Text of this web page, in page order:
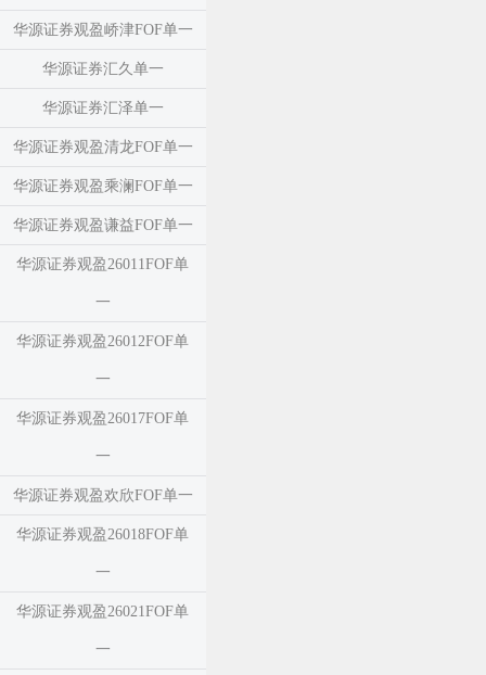
华源证券观盈峤津FOF单一
华源证券汇久单一
华源证券汇泽单一
华源证券观盈清龙FOF单一
华源证券观盈乘澜FOF单一
华源证券观盈谦益FOF单一
华源证券观盈26011FOF单
一
华源证券观盈26012FOF单
一
华源证券观盈26017FOF单
一
华源证券观盈欢欣FOF单一
华源证券观盈26018FOF单
一
华源证券观盈26021FOF单
一